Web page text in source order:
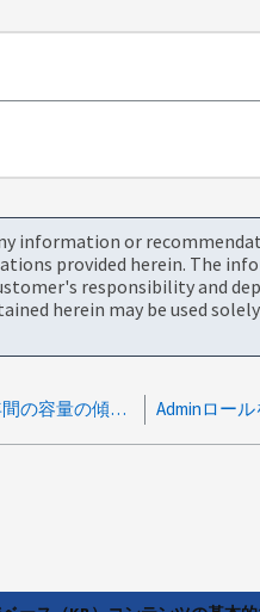
information or
provided herein. The
responsibility and
herein may be used
すべてのボリュームについて、過去 1 年間の容量の傾向を一度に収集できますか。